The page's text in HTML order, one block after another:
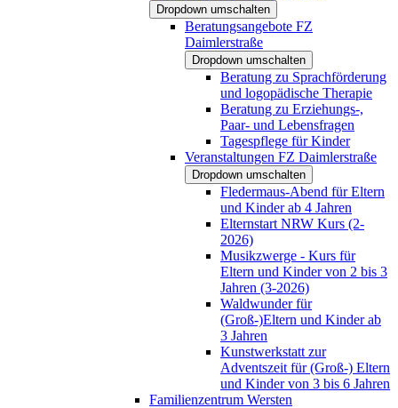
Dropdown umschalten
Beratungsangebote FZ
Daimlerstraße
Dropdown umschalten
Beratung zu Sprachförderung
und logopädische Therapie
Beratung zu Erziehungs-,
Paar- und Lebensfragen
Tagespflege für Kinder
Veranstaltungen FZ Daimlerstraße
Dropdown umschalten
Fledermaus-Abend für Eltern
und Kinder ab 4 Jahren
Elternstart NRW Kurs (2-
2026)
Musikzwerge - Kurs für
Eltern und Kinder von 2 bis 3
Jahren (3-2026)
Waldwunder für
(Groß-)Eltern und Kinder ab
3 Jahren
Kunstwerkstatt zur
Adventszeit für (Groß-) Eltern
und Kinder von 3 bis 6 Jahren
Familienzentrum Wersten